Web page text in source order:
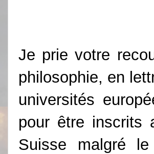
Je prie votre
philosophie, en
universités
pour être inscrits
Suisse malgré